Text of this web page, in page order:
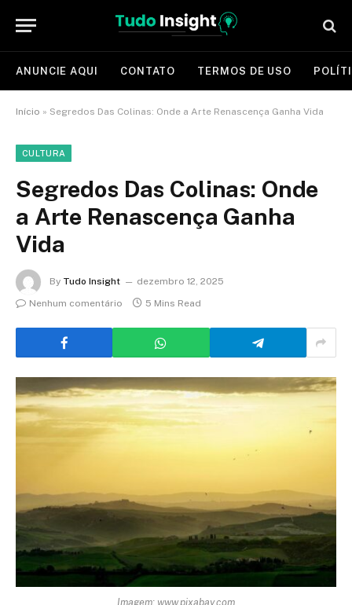
ANUNCIE AQUI CONTATO TERMOS DE USO
Início » Segredos Das Colinas: Onde a Arte Renascença Ganha Vida
CULTURA
Segredos Das Colinas: Onde
a Arte Renascença Ganha
Vida
By Tudo Insight
dezembro 12, 2025
Nenhum comentário
5 Mins Read
Imagem: www.pixabay.com